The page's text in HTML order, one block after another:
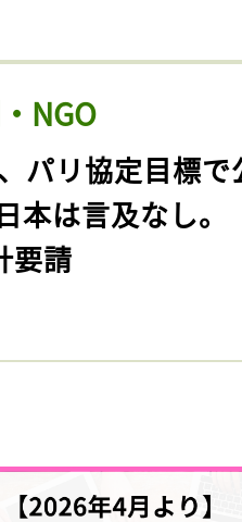
NGO
パリ協定目標で
本は言及なし。
要請